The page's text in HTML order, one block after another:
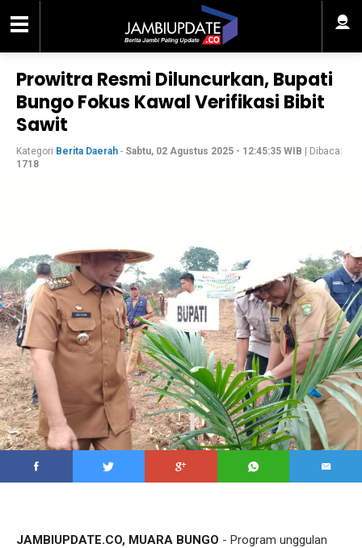
Prowitra Resmi Diluncurkan, Bupati
Bungo Fokus Kawal Verifikasi Bibit
Sawit
Kategori Berita Daerah - Sabtu, 02 Agustus 2025 - 12:45:35 WIB | Dibaca:
1718
JAMBIUPDATE.CO, MUARA BUNGO - Program unggulan